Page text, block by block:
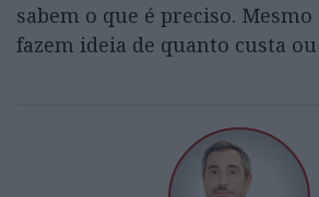
sabem o que é preciso.
fazem ideia de quanto custa